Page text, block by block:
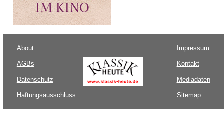
About
AGBs
Datenschutz
Haftungsausschluss
Impressum
Kontakt
Mediadaten
Sitemap